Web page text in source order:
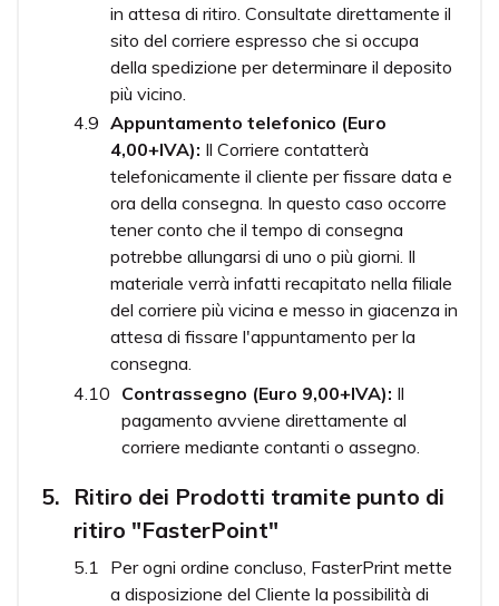
in attesa di ritiro. Consultate direttamente il
sito del corriere espresso che si occupa
della spedizione per determinare il deposito
più vicino.
Appuntamento telefonico (Euro
4,00+IVA): Il Corriere contatterà
telefonicamente il cliente per fissare data e
ora della consegna. In questo caso occorre
tener conto che il tempo di consegna
potrebbe allungarsi di uno o più giorni. Il
materiale verrà infatti recapitato nella filiale
del corriere più vicina e messo in giacenza in
attesa di fissare l'appuntamento per la
consegna.
Contrassegno (Euro 9,00+IVA): Il
pagamento avviene direttamente al
corriere mediante contanti o assegno.
Ritiro dei Prodotti tramite punto di
ritiro "FasterPoint"
Per ogni ordine concluso, FasterPrint mette
a disposizione del Cliente la possibilità di